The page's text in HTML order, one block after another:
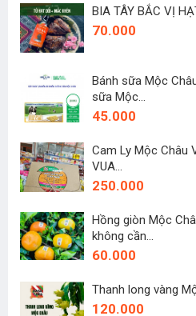
BIA TÂY BẮC VỊ
70.000
Bánh sữa Mộc
sữa Mộc...
45.000
Cam Ly Mộc Châu
VUA...
250.000
Hồng giòn Mộc
không cần...
60.000
Thanh long vàng
120.000